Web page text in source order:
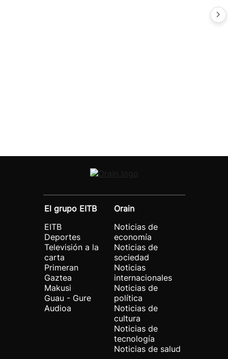
El grupo EITB
EITB
Deportes
Televisión a la
carta
Primeran
Gaztea
Makusi
Guau - Gure
Audioa
Orain
Noticias de
economía
Noticias de
sociedad
Noticias
internacionales
Noticias de
política
Noticias de
cultura
Noticias de
tecnología
Noticias de salud